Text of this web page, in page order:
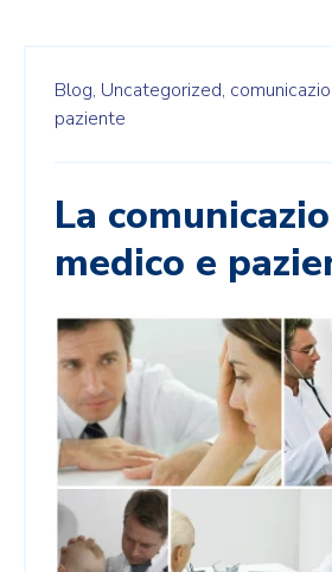
Blog, Uncategorized,
paziente
La
medico e